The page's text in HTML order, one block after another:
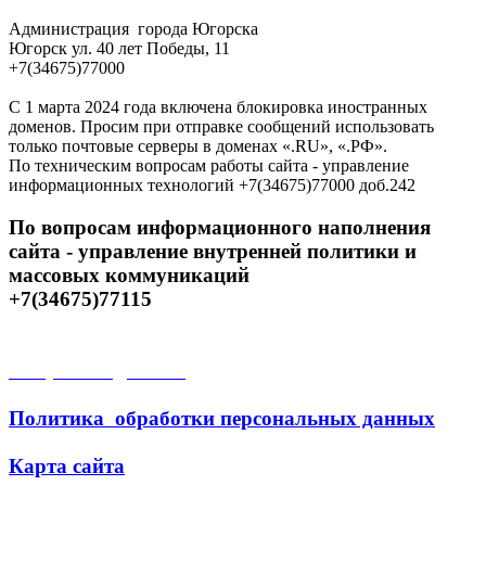
Администрация города Югорска
Югорск ул. 40 лет Победы, 11
+7(34675)77000
С 1 марта 2024 года включена блокировка иностранных
доменов. Просим при отправке сообщений использовать
только почтовые серверы в доменах «.RU», «.РФ».
По техническим вопросам работы сайта - управление
информационных технологий +7(34675)77000 доб.242
По вопросам информационного наполнения
сайта - управление внутренней политики и
массовых коммуникаций
+7(34675)77115
Политика обработки персональных данных
Карта сайта